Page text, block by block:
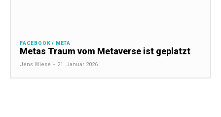
FACEBOOK / META
Metas Traum vom Metaverse ist geplatzt
Jens Wiese - 21. Januar 2026